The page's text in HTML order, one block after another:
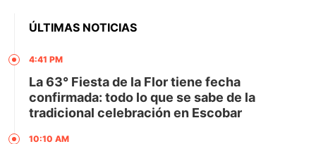
ÚLTIMAS NOTICIAS
4:41 PM
La 63° Fiesta de la Flor tiene fecha
confirmada: todo lo que se sabe de la
tradicional celebración en Escobar
10:10 AM